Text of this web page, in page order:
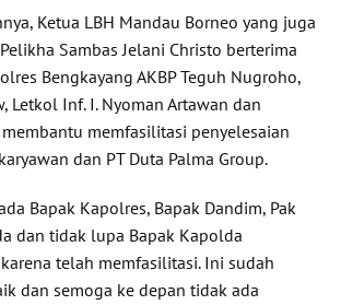
Ketua LBH Mandau Borneo yang juga
Sambas Jelani Christo berterima
Bengkayang AKBP Teguh Nugroho,
Letkol Inf. I. Nyoman Artawan dan
memfasilitasi penyelesaian
dan PT Duta Palma Group.
Bapak Kapolres, Bapak Dandim, Pak
dan tidak lupa Bapak Kapolda
telah memfasilitasi. Ini sudah
dan semoga ke depan tidak ada